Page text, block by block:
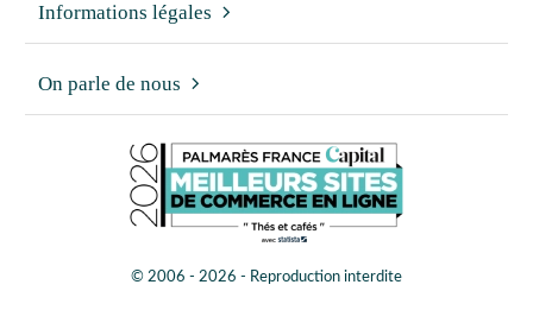
Informations légales
On parle de nous
© 2006 - 2026 - Reproduction interdite